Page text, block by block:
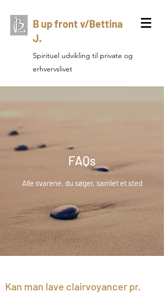
B up front v/Bettina
J.
Spirituel udvikling til private og
erhvervslivet
FAQs
Alle svarene, du søger, samlet et sted
Kan man lave clairvoyancer pr.